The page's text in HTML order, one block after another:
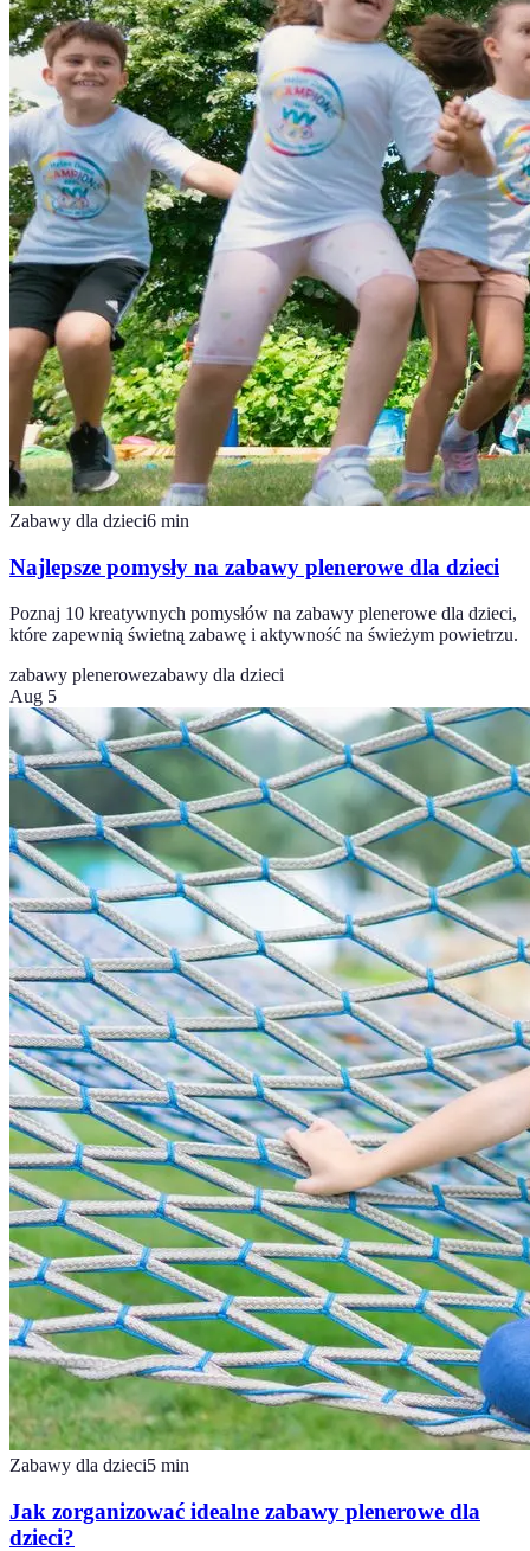
Zabawy dla dzieci6 min
Najlepsze pomysły na zabawy plenerowe dla dzieci
Poznaj 10 kreatywnych pomysłów na zabawy plenerowe dla dzieci,
które zapewnią świetną zabawę i aktywność na świeżym powietrzu.
zabawy plenerowezabawy dla dzieci
Aug 5
Zabawy dla dzieci5 min
Jak zorganizować idealne zabawy plenerowe dla
dzieci?